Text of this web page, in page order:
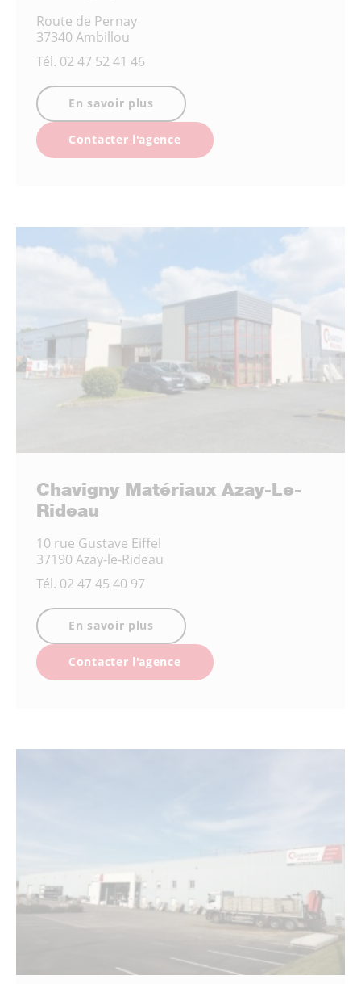
Route de Pernay
37340 Ambillou
Tél. 02 47 52 41 46
En savoir plus
Contacter l'agence
Chavigny Matériaux Azay-Le-
Rideau
10 rue Gustave Eiffel
37190 Azay-le-Rideau
Tél. 02 47 45 40 97
En savoir plus
Contacter l'agence